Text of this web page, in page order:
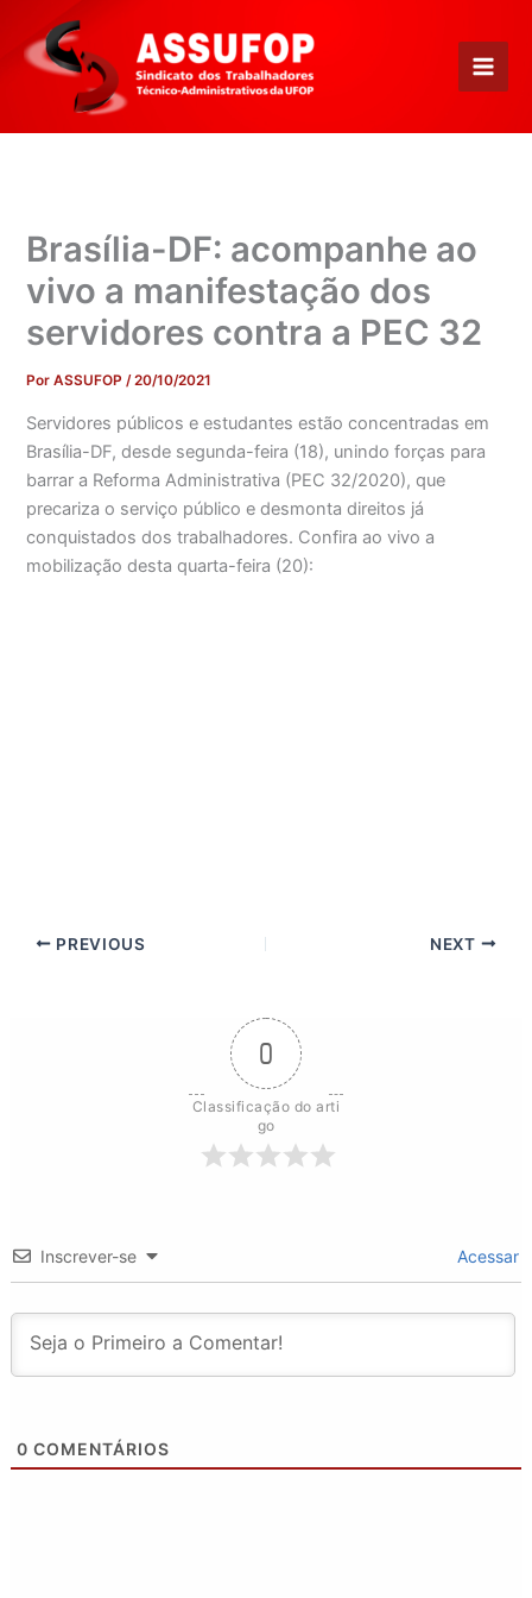
para
conteúdo
Brasília-DF: acompanhe ao
vivo a manifestação dos
servidores contra a PEC 32
PorASSUFOP/20/10/2021
Servidores públicos e estudantes estão concentradas em
Brasília-DF, desde segunda-feira (18), unindo forças para
barrar a Reforma Administrativa (PEC 32/2020), que
precariza o serviço público e desmonta direitos já
conquistados dos trabalhadores. Confira ao vivo a
mobilização desta quarta-feira (20):
PREVIOUS NEXT
0
Classificação do arti
go
Inscrever-se Acessar
0 COMENTÁRIOS